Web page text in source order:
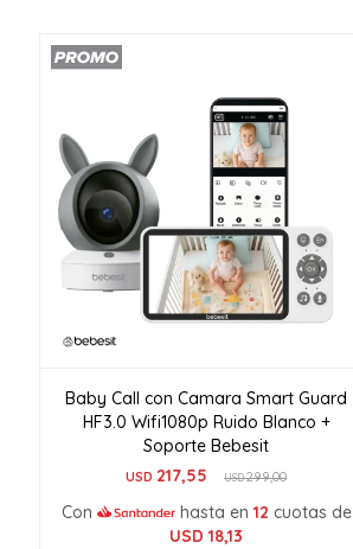
Baby Call con Camara Smart Guard
HF3.0 Wifi1080p Ruido Blanco +
Soporte Bebesit
USD 217,55 USD299,00
Con hasta en 12 cuotas de
USD 18,13